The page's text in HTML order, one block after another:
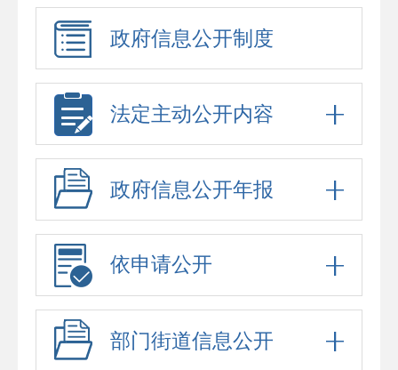
政府信息公开制度
法定主动公开内容
政府信息公开年报
依申请公开
部门街道信息公开